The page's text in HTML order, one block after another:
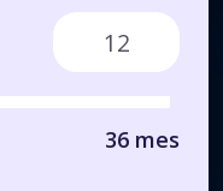
36 mes